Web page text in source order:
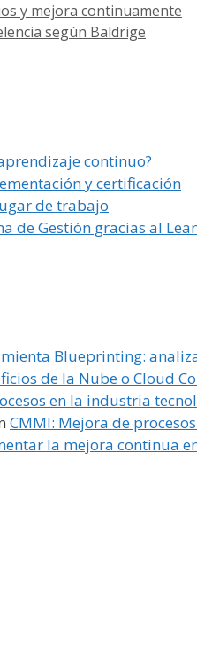
y mejora continuamente
según Baldrige
continuo?
y certificación
de trabajo
de Gestión gracias al
Blueprinting:
de la Nube o Cloud
en la industria
CMMI: Mejora de
la mejora continua